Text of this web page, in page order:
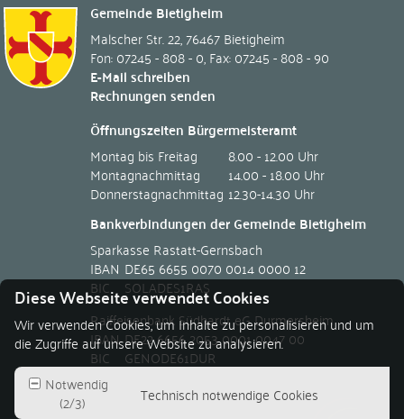
Gemeinde Bietigheim
Malscher Str. 22,76467Bietigheim
Fon: 07245 - 808 - 0,Fax: 07245 - 808 - 90
E-Mail schreiben
Rechnungen senden
Öffnungszeiten Bürgermeisteramt
Montag bis Freitag
8.00 - 12.00 Uhr
Montagnachmittag
14.00 - 18.00 Uhr
Donnerstagnachmittag 12.30-14.30 Uhr
Bankverbindungen der Gemeinde Bietigheim
Sparkasse Rastatt-Gernsbach
IBAN DE65 6655 0070 0014 0000 12
BIC
SOLADES1RAS
Raiffeisenbank Südhardt eG Durmersheim
IBANDE22 6656 2053 0001 0047 00
BIC
GENODE61DUR
Diese Webseite verwendet Cookies
Wir verwenden Cookies, um Inhalte zu personalisieren und um
die Zugriffe auf unsere Website zu analysieren.
Notwendig
(2/3) Technisch notwendige Cookies